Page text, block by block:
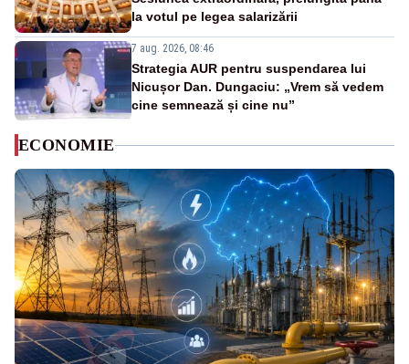
la votul pe legea salarizării
7 aug. 2026, 08:46
Strategia AUR pentru suspendarea lui
Nicușor Dan. Dungaciu: „Vrem să vedem
cine semnează și cine nu”
ECONOMIE